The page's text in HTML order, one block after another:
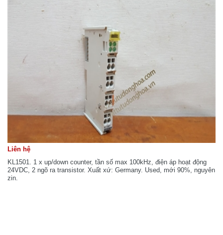
Liên hệ
KL1501. 1 x up/down counter, tần số max 100kHz, điện áp hoạt động
24VDC, 2 ngõ ra transistor. Xuất xứ: Germany. Used, mới 90%, nguyên
zin.